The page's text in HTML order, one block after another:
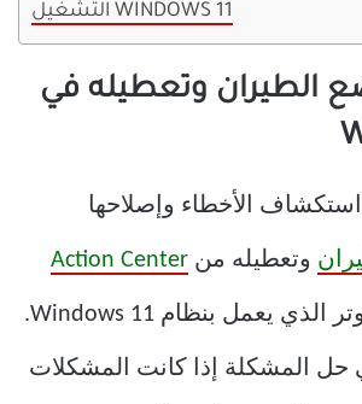
التشغيل WINDOWS 11
الطيران وتعطيله في
الأخطاء وإصلاحها
وتعطيله من Action Center
على جهاز الكمبيوتر الذي يعمل بنظام Windows 11.
المشكلة إذا كانت المشكلات